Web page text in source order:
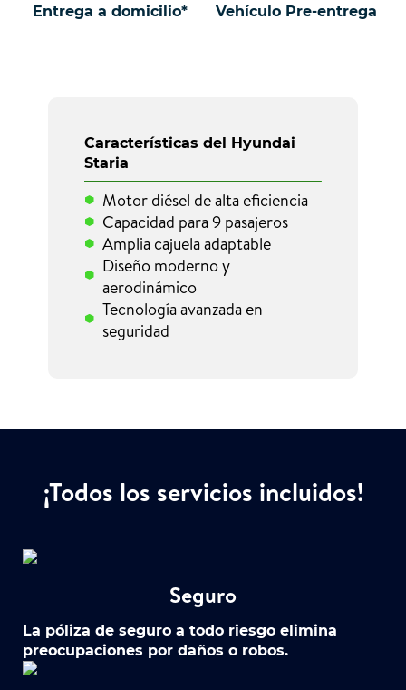
Entrega a domicilio* Vehículo Pre-entrega
Características del Hyundai
Staria
Motor diésel de alta eficiencia
Capacidad para 9 pasajeros
Amplia cajuela adaptable
Diseño moderno y
aerodinámico
Tecnología avanzada en
seguridad
¡Todos los servicios incluidos!
Seguro
La póliza de seguro a todo riesgo elimina
preocupaciones por daños o robos.